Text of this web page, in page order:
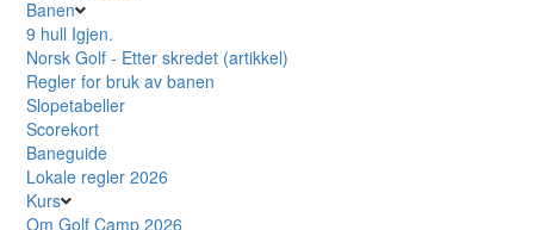
Banen
9 hull Igjen.
Norsk Golf - Etter skredet (artikkel)
Regler for bruk av banen
Slopetabeller
Scorekort
Baneguide
Lokale regler 2026
Kurs
Om Golf Camp 2026